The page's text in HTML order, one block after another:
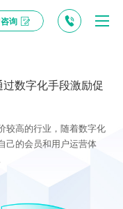
询
数字化手段激励促
较高的行业，随着数字化
己的会员和用户运营体